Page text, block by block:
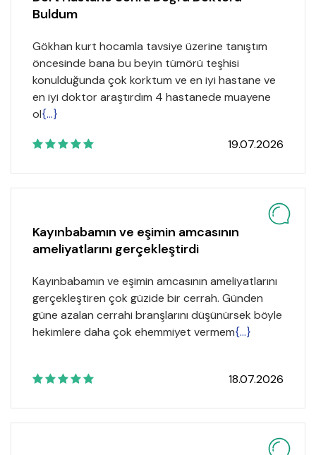
Buldum
Gökhan kurt hocamla tavsiye üzerine tanıştım
öncesinde bana bu beyin tümörü teşhisi
konulduğunda çok korktum ve en iyi hastane ve
en iyi doktor araştırdım 4 hastanede muayene
ol{...}
19.07.2026
Kayınbabamın ve eşimin amcasının
ameliyatlarını gerçekleştirdi
Kayınbabamın ve eşimin amcasının ameliyatlarını
gerçekleştiren çok güzide bir cerrah. Günden
güne azalan cerrahi branşlarını düşünürsek böyle
hekimlere daha çok ehemmiyet vermem{...}
18.07.2026